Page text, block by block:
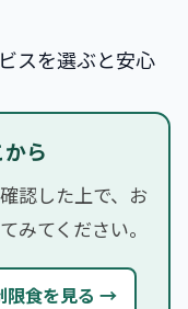
スを選ぶと安心
ら
認した上で、お
みてください。
限食を見る →